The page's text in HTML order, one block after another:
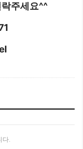
주세요^^
다.